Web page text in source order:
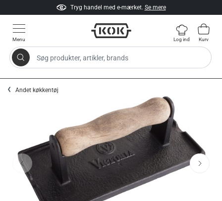
Tryg handel med e-mærket. Se mere
Menu
Søg produkter, artikler, brands
Log ind Kurv
Andet køkkentøj